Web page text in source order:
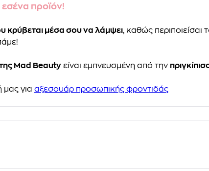
εσένα προϊόν!
κρύβεται μέσα σου να λάμψει, καθώς
Mad Beauty είναι εμπνευσμένη από την
για αξεσουάρ προσωπικής φροντιδάς